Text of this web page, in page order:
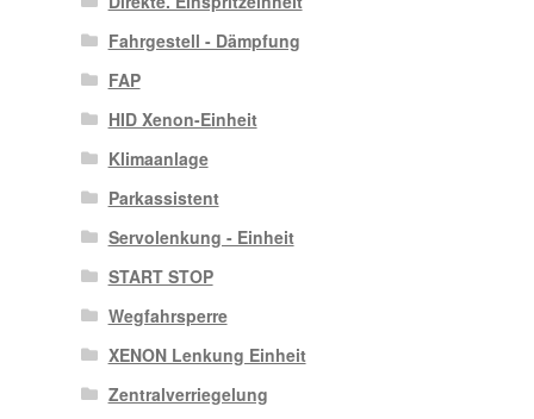
Fahrgestell - Dämpfung
FAP
HID Xenon-Einheit
Klimaanlage
Parkassistent
Servolenkung - Einheit
START STOP
Wegfahrsperre
XENON Lenkung Einheit
Zentralverriegelung